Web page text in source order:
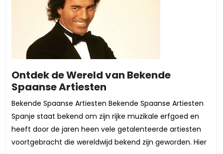
Ontdek de Wereld van Bekende
Spaanse Artiesten
de
Wereld
van
Bekende
Spaanse
Bekende Spaanse Artiesten Bekende Spaanse Artiesten
Spanje staat bekend om zijn rijke muzikale erfgoed en
heeft door de jaren heen vele getalenteerde artiesten
voortgebracht die wereldwijd bekend zijn geworden. Hier